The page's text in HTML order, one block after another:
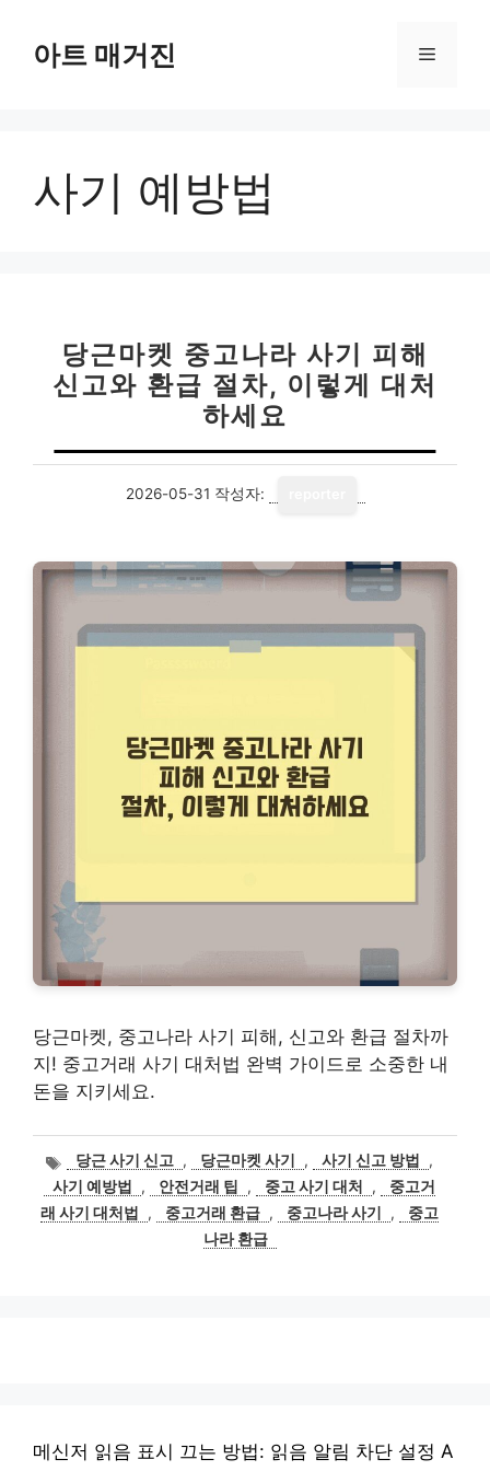
아트 매거진 메
사기 예방법
당근마켓 중고나라 사기 피해
신고와 환급 절차, 이렇게 대처
하세요
2026-05-31 작성자:
당근마켓, 중고나라 사기 피해, 신고와 환급 절차까
지! 중고거래 사기 대처법 완벽 가이드로 소중한 내
돈을 지키세요.
태
그
당근 사기 신고 , 당근마켓 사기 , 사기 신고 방법
,
사기 예방법
, 안전거래 팁 , 중고 사기 대처 ,
중고거
래 사기 대처법
, 중고거래 환급 , 중고나라 사기 ,
중고
나라 환급
메신저 읽음 표시 끄는 방법: 읽음 알림 차단 설정 A